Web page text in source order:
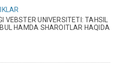
VEBSTER UNIVERSITETI: TAHSIL
HAMDA SHAROITLAR HAQIDA